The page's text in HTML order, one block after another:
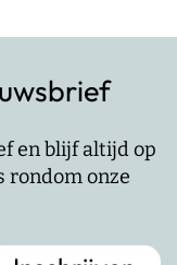
en blijf altijd op
rondom onze